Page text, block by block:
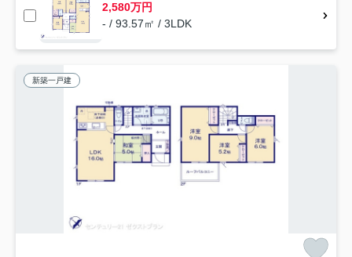
2,580万円
- / 93.57㎡ / 3LDK
新築一戸建